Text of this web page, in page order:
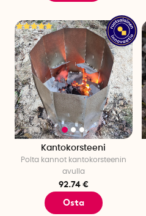
Kantokorsteeni
Polta kannot kantokorsteenin
avulla
92.74 €
Osta